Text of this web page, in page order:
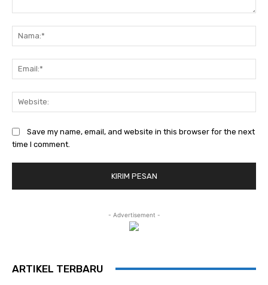
Save my name, email, and website in this browser for the next
time I comment.
- Advertisement -
ARTIKEL TERBARU